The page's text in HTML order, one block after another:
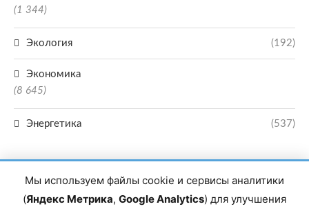
(1 344)
Экология (192)
Экономика
(8 645)
Энергетика (537)
Мы используем файлы cookie и сервисы аналитики
(Яндекс Метрика, Google Analytics) для улучшения